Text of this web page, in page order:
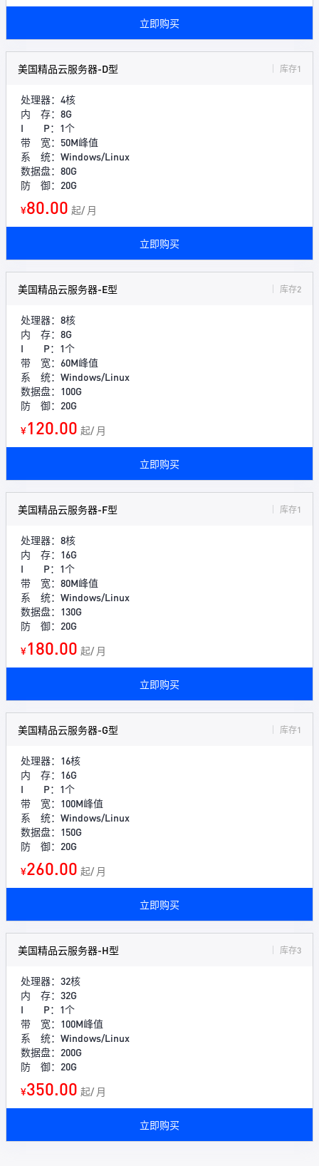
立即购买
美国精品云服务器-D型 库存1
处理器：4核
内 存：8G
I P：1个
带 宽：50M峰值
系 统：Windows/Linux
数据盘：80G
防 御：20G
¥80.00 起/ 月
立即购买
美国精品云服务器-E型 库存2
处理器：8核
内 存：8G
I P：1个
带 宽：60M峰值
系 统：Windows/Linux
数据盘：100G
防 御：20G
¥120.00 起/ 月
立即购买
美国精品云服务器-F型 库存1
处理器：8核
内 存：16G
I P：1个
带 宽：80M峰值
系 统：Windows/Linux
数据盘：130G
防 御：20G
¥180.00 起/ 月
立即购买
美国精品云服务器-G型 库存1
处理器：16核
内 存：16G
I P：1个
带 宽：100M峰值
系 统：Windows/Linux
数据盘：150G
防 御：20G
¥260.00 起/ 月
立即购买
美国精品云服务器-H型 库存3
处理器：32核
内 存：32G
I P：1个
带 宽：100M峰值
系 统：Windows/Linux
数据盘：200G
防 御：20G
¥350.00 起/ 月
立即购买